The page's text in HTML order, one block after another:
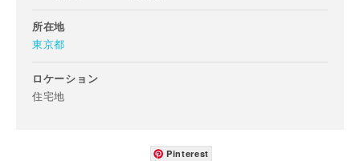
写真を拡大する
所在地
東京都
ロケーション
住宅地
Pinterest